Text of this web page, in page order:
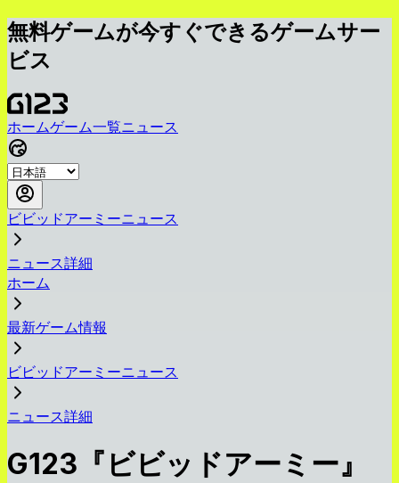
無料ゲームが今すぐできるゲームサー
ビス
ホームゲーム一覧ニュース
ビビッドアーミーニュース
ニュース詳細
ホーム
最新ゲーム情報
ビビッドアーミーニュース
ニュース詳細
G123『ビビッドアーミー』